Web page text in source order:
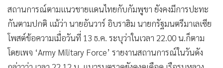
สถานการณ์ตามแนวชายแดนไทยกับกัมพูขา ยังคงมีการปะทะ
กันตามปกติ แม้ว่า นายอันวาร์ อิบราฮิม นายกรัฐมนตรีมาเลเซีย
โพสต์ข้อความเมื่อวันที่ 13 ธ.ค. ระบุว่าในเวลา 22.00 น.ก็ตาม
โดยเพจ ‘Army Military Force’ รายงานสถานการณ์ในวันดัง